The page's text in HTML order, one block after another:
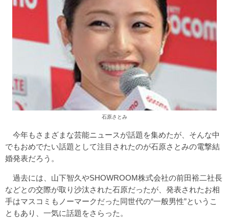
石原さとみ
今年もさまざまな芸能ニュースが話題を集めたが、そんな中
でもおめでたい話題として注目されたのが石原さとみの電撃結
婚発表だろう。
過去には、山下智久やSHOWROOM株式会社の前田裕二社長
などとの交際が取り沙汰された石原だったが、発表されたお相
手はマスコミもノーマークだった同世代の“一般男性”というこ
ともあり、一気に話題をさらった。